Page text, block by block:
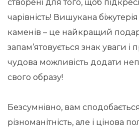
створені для того, щоб
чарівність! Вишукана
каменів – це найкращий
запам’ятовується знак уваги і
чудова можливість додати
свого образу!
Безсумнівно, вам
різноманітність, але і цінова